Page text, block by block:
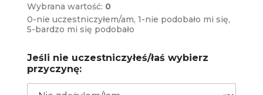
Wybrana wartość: 0
0-nie uczestniczyłem/am, 1-nie podobało mi się,
5-bardzo mi się podobało
Jeśli nie uczestniczyłeś/łaś wybierz
przyczynę: